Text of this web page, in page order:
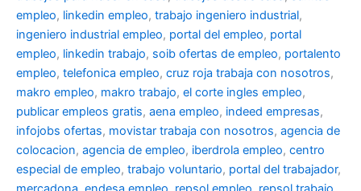
empleo, linkedin empleo, trabajo ingeniero industrial,
ingeniero industrial empleo, portal del empleo, portal
empleo, linkedin trabajo, soib ofertas de empleo, portalento
empleo, telefonica empleo, cruz roja trabaja con nosotros,
makro empleo, makro trabajo, el corte ingles empleo,
publicar empleos gratis, aena empleo, indeed empresas,
infojobs ofertas, movistar trabaja con nosotros, agencia de
colocacion, agencia de empleo, iberdrola empleo, centro
especial de empleo, trabajo voluntario, portal del trabajador,